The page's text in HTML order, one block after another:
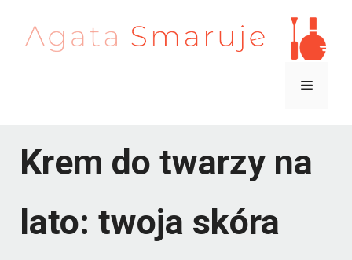
Menu
Krem do twarzy na
lato: twoja skóra